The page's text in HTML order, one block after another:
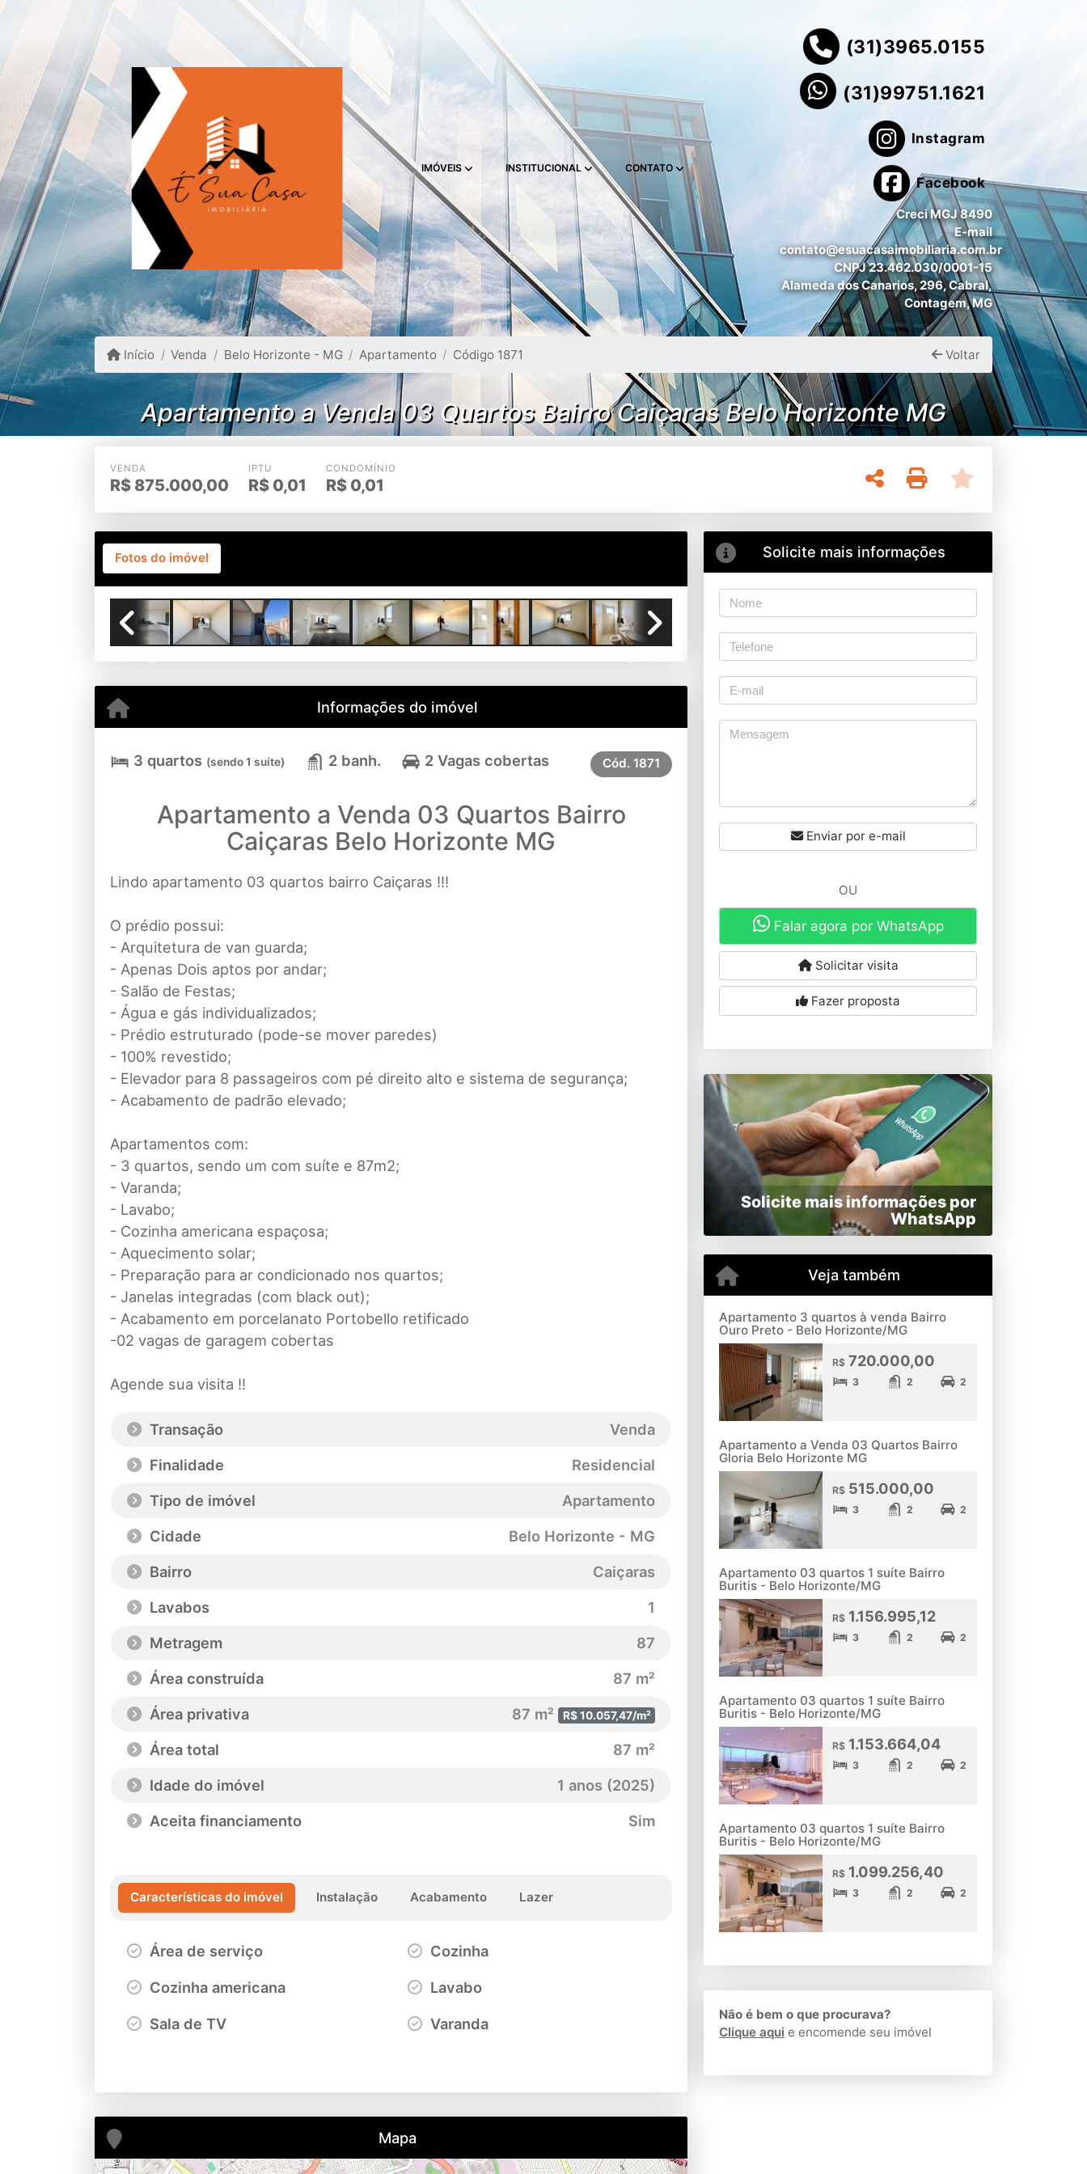
IMÓVEIS INSTITUCIONAL CONTATO
(31)3965.0155
(31)99751.1621
Instagram
Facebook
Creci MGJ 8490
E-mail
contato@esuacasaimobiliaria.com.br
CNPJ 23.462.030/0001-15
Alameda dos Canarios, 296, Cabral,
Contagem, MG
Início Venda Belo Horizonte - MG Apartamento Código 1871 Voltar
Apartamento a Venda 03 Quartos Bairro Caiçaras Belo Horizonte MG
VENDA
R$ 875.000,00
IPTU
R$ 0,01
CONDOMÍNIO
R$ 0,01
Fotos do imóvel
sala cozinha e lavabo
Informações do imóvel
3 quartos (sendo 1 suíte) 2 banh. 2 Vagas cobertas Cód. 1871
Apartamento a Venda 03 Quartos Bairro
Caiçaras Belo Horizonte MG
Lindo apartamento 03 quartos bairro Caiçaras !!!
O prédio possui:
- Arquitetura de van guarda;
- Apenas Dois aptos por andar;
- Salão de Festas;
- Água e gás individualizados;
- Prédio estruturado (pode-se mover paredes)
- 100% revestido;
- Elevador para 8 passageiros com pé direito alto e sistema de segurança;
- Acabamento de padrão elevado;
Apartamentos com:
- 3 quartos, sendo um com suíte e 87m2;
- Varanda;
- Lavabo;
- Cozinha americana espaçosa;
- Aquecimento solar;
- Preparação para ar condicionado nos quartos;
- Janelas integradas (com black out);
- Acabamento em porcelanato Portobello retificado
-02 vagas de garagem cobertas
Agende sua visita !!
Transação
Venda
Finalidade
Residencial
Tipo de imóvel
Apartamento
Cidade
Belo Horizonte - MG
Bairro
Caiçaras
Lavabos
1
Metragem
87
Área construída
87 m²
Área privativa
87 m² R$ 10.057,47/m²
Área total
87 m²
Idade do imóvel
1 anos (2025)
Aceita financiamento
Sim
Características do imóvel Instalação Acabamento Lazer
Área de serviço Cozinha
Cozinha americana Lavabo
Sala de TV Varanda
Mapa
Solicite mais informações
Enviar por e-mail
OU
Falar agora por WhatsApp
Solicitar visita
Fazer proposta
Solicite mais informações por
WhatsApp
Veja também
Apartamento 3 quartos à venda Bairro
Ouro Preto - Belo Horizonte/MG
R$720.000,00
3 2 2
Apartamento a Venda 03 Quartos Bairro
Gloria Belo Horizonte MG
R$515.000,00
3 2 2
Apartamento 03 quartos 1 suíte Bairro
Buritis - Belo Horizonte/MG
R$1.156.995,12
3 2 2
Apartamento 03 quartos 1 suíte Bairro
Buritis - Belo Horizonte/MG
R$1.153.664,04
3 2 2
Apartamento 03 quartos 1 suíte Bairro
Buritis - Belo Horizonte/MG
R$1.099.256,40
3 2 2
Não é bem o que procurava?
Clique aqui e encomende seu imóvel